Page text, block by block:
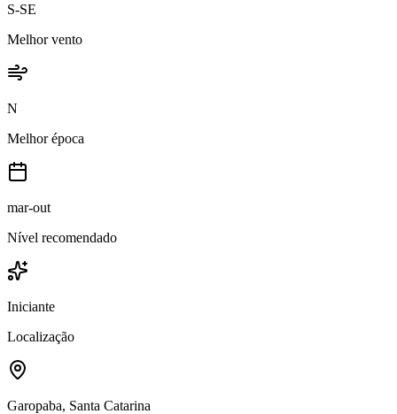
S-SE
Melhor vento
N
Melhor época
mar-out
Nível recomendado
Iniciante
Localização
Garopaba, Santa Catarina